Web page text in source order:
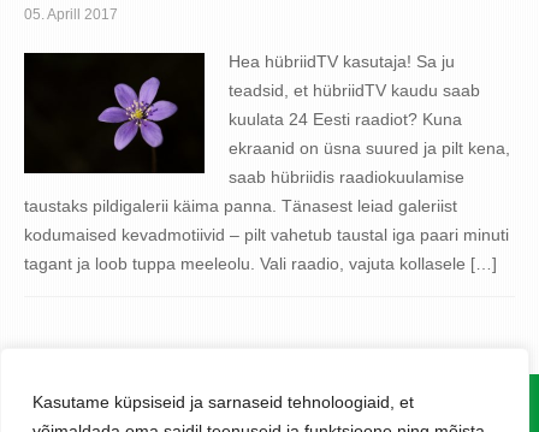
Kasutame küpsiseid ja sarnaseid tehnoloogiaid, et
05. Aprill 2017
Hea hübriidTV kasutaja! Sa ju
teadsid, et hübriidTV kaudu saab
kuulata 24 Eesti raadiot? Kuna
ekraanid on üsna suured ja pilt kena,
saab hübriidis raadiokuulamise
taustaks pildigalerii käima panna. Tänasest leiad galeriist
kodumaised kevadmotiivid – pilt vahetub taustal iga paari minuti
tagant ja loob tuppa meeleolu. Vali raadio, vajuta kollasele […]
www.levira.com